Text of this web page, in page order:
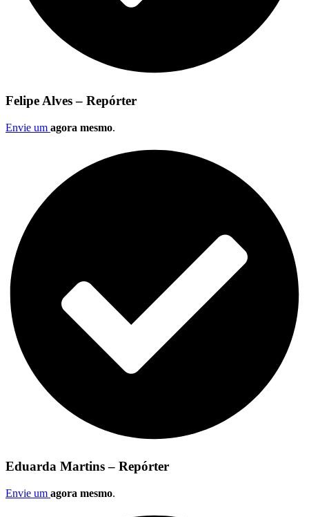
Felipe Alves – Repórter
Envie um agora mesmo.
Eduarda Martins – Repórter
Envie um agora mesmo.